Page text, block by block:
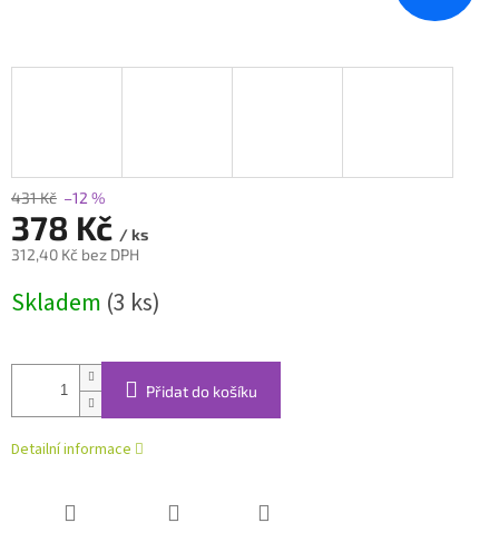
431 Kč –12 %
378 Kč / ks
312,40 Kč bez DPH
cena:
Skladem (3 ks)
Přidat do košíku
Detailní informace